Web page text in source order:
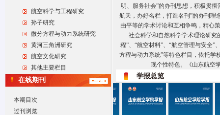
航空科学与工程研究
孙子研究
微分方程与动力系统研究
黄河三角洲研究
航空文化研究
其他主要栏目
在线期刊
本期目次
过刊浏览
明、服务社会”的办刊思想，积极贯
航天，办好名栏，打造名刊”的办刊理
由平等的学术讨论和互相争鸣，精心
社会科学和自然科学学术理论研究
程”、“航空材料”、“航空管理与安全”
方程与动力系统”等特色栏目，依托学
现个性特色。《山东航空
学报总览